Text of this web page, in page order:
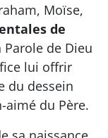
Moïse,
de
de Dieu
lui offrir
du dessein
aimé du Père.